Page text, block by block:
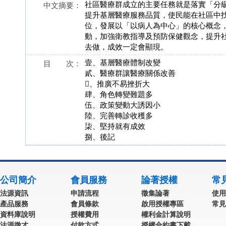
中文摘要：
社區醫療群成立的主要任務就是落實「分
提升基層醫療服務品質，使民能在社區中
位，發展以「以病人為中心」的核心概念
動，加強衛教指導及預防保健觀念，提升
去做，成效一定會顯現。
目 次：
壹、基層醫療體制改變
貳、醫療群讓醫療關係改善
、推廣不易挫折大
肆、角色轉變難題多
伍、政策變動大誘因小
陸、完善轉診收穫多
柒、堅持就有成效
捌、後記
公司簡介
法源資訊
產品服務
資料庫說明
會員服務
申請流程
會員條款
授權費用
論著授權
徵集論著
啟用授權專區
權利金計算說明
常
使
常